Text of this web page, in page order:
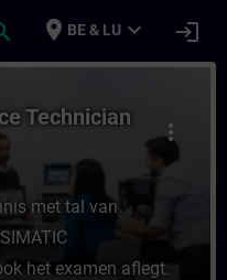
place BE & LU expand_more login
Service
more_vert
Technician
met tal van
het examen aflegt.